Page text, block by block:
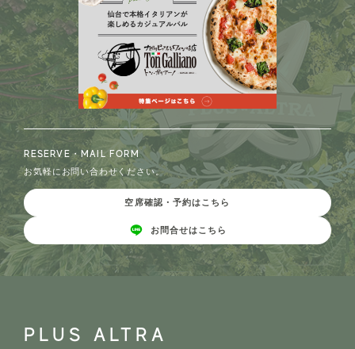
PLUS ALTRA
RESERVE・MAIL FORM
お気軽にお問い合わせください。
空席確認・予約はこちら
お問合せはこちら